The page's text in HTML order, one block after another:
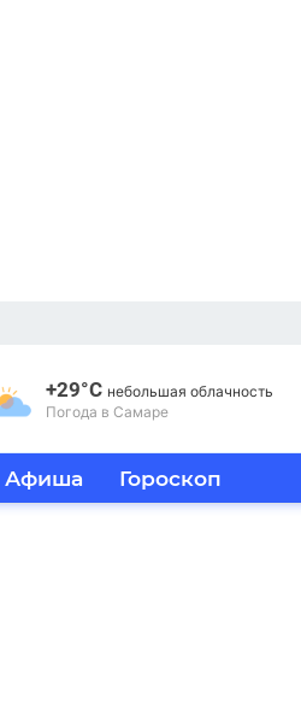
+29°C небольшая облачность
Погода в Самаре
Афиша Гороскоп